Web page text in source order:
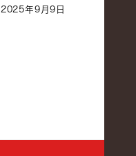
2025年9月9日